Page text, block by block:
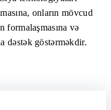
onların mövcud
formalaşmasına və
dəstək göstərməkdir.